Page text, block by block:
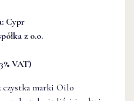
Cypr
z o.o.
VAT)
czystka marki Oilo